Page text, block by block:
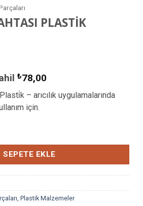
PLASTİK
₺78,00
– arıcılık uygulamalarında
için.
SEPETE EKLE
, Plastik Malzemeler